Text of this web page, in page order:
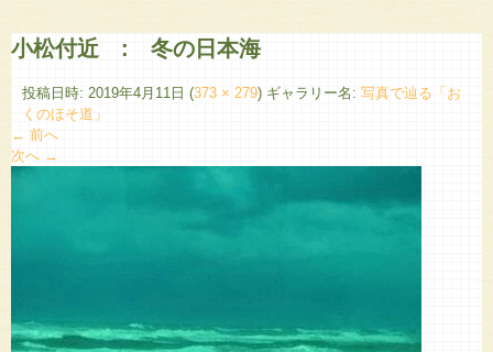
小松付近 : 冬の日本海
投稿日時: 2019年4月11日 (373 × 279) ギャラリー名: 写真で辿る「お
くのほそ道」
← 前へ
次へ →